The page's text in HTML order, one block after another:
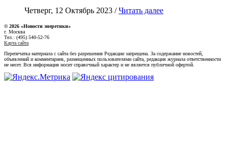
Четверг, 12 Октябрь 2023 /Читать далее
© 2026 «Новости энеретики»
г. Москва
Тел.: (495) 540-52-76
Карта сайта
Перепечатка материала с сайта без разрешения Редакции запрещена. За содержание новостей,
объявлений и комментариев, размещенных пользователями сайта, редакция журнала ответственности
не несет. Вся информация носит справочный характер и не является публичной офертой.